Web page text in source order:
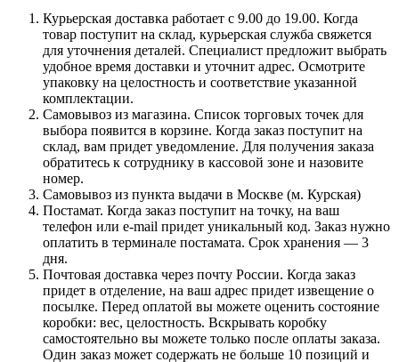
Курьерская доставка работает с 9.00 до 19.00. Когда
товар поступит на склад, курьерская служба свяжется
для уточнения деталей. Специалист предложит выбрать
удобное время доставки и уточнит адрес. Осмотрите
упаковку на целостность и соответствие указанной
комплектации.
Самовывоз из магазина. Список торговых точек для
выбора появится в корзине. Когда заказ поступит на
склад, вам придет уведомление. Для получения заказа
обратитесь к сотруднику в кассовой зоне и назовите
номер.
Самовывоз из пункта выдачи в Москве (м. Курская)
Постамат. Когда заказ поступит на точку, на ваш
телефон или e-mail придет уникальный код. Заказ нужно
оплатить в терминале постамата. Срок хранения — 3
дня.
Почтовая доставка через почту России. Когда заказ
придет в отделение, на ваш адрес придет извещение о
посылке. Перед оплатой вы можете оценить состояние
коробки: вес, целостность. Вскрывать коробку
самостоятельно вы можете только после оплаты заказа.
Один заказ может содержать не больше 10 позиций и